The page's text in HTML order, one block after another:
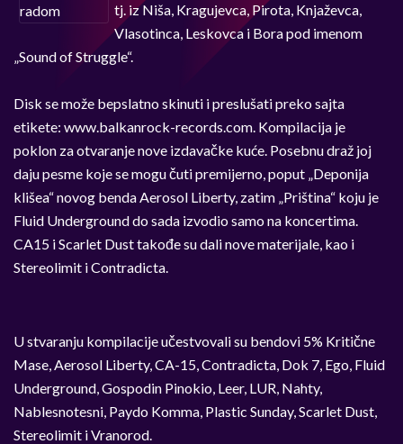
tj. iz Niša, Kragujevca, Pirota, Knjaževca,
Vlasotinca, Leskovca i Bora pod imenom
„Sound of Struggle“.
Disk se može bepslatno skinuti i preslušati preko sajta
etikete: www.balkanrock-records.com. Kompilacija je
poklon za otvaranje nove izdavačke kuće. Posebnu draž joj
daju pesme koje se mogu čuti premijerno, poput „Deponija
klišea“ novog benda Aerosol Liberty, zatim „Priština“ koju je
Fluid Underground do sada izvodio samo na koncertima.
CA15 i Scarlet Dust takođe su dali nove materijale, kao i
Stereolimit i Contradicta.
U stvaranju kompilacije učestvovali su bendovi 5% Kritične
Mase, Aerosol Liberty, CA-15, Contradicta, Dok 7, Ego, Fluid
Underground, Gospodin Pinokio, Leer, LUR, Nahty,
Nablesnotesni, Paydo Komma, Plastic Sunday, Scarlet Dust,
Stereolimit i Vranorod.